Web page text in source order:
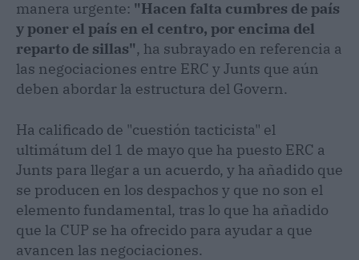
manera urgente: "Hacen falta cumbres de país
y poner el país en el centro, por encima del
reparto de sillas", ha subrayado en referencia a
las negociaciones entre ERC y Junts que aún
deben abordar la estructura del Govern.
Ha calificado de "cuestión tacticista" el
ultimátum del 1 de mayo que ha puesto ERC a
Junts para llegar a un acuerdo, y ha añadido que
se producen en los despachos y que no son el
elemento fundamental, tras lo que ha añadido
que la CUP se ha ofrecido para ayudar a que
avancen las negociaciones.